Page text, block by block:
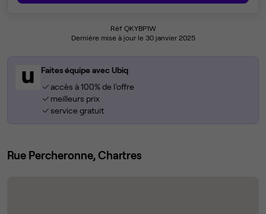
Réf QKYBP1W
Dernière mise à jour le 30 janvier 2025
Faites équipe avec Ubiq
accès à 100% de l'offre
meilleurs prix
service gratuit
Rue Percheronne, Chartres